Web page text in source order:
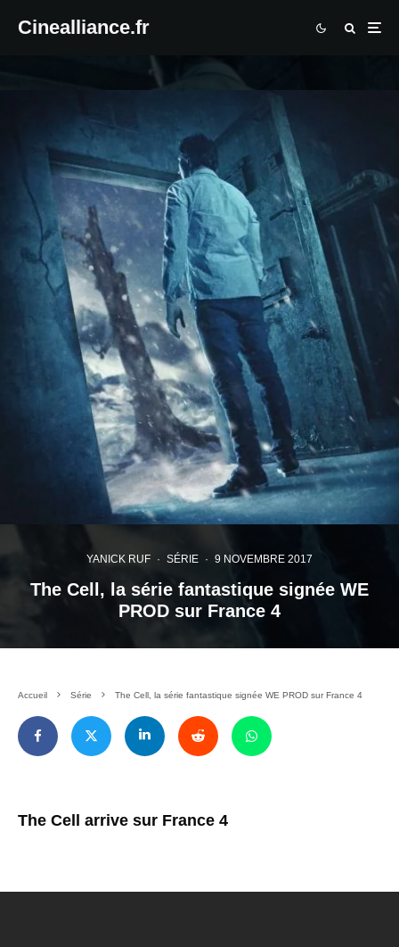
Cinealliance.fr
YANICK RUF · SÉRIE · 9 NOVEMBRE 2017
The Cell, la série fantastique signée WE
PROD sur France 4
Accueil Série The Cell, la série fantastique signée WE PROD sur France 4
The Cell arrive sur France 4